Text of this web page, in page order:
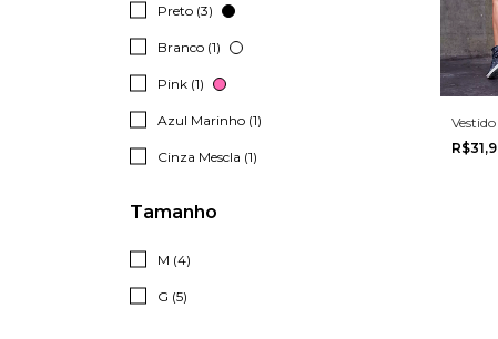
Preto (3)
Branco (1)
Pink (1)
Azul Marinho (1)
Cinza Mescla (1)
Tamanho
M (4)
G (5)